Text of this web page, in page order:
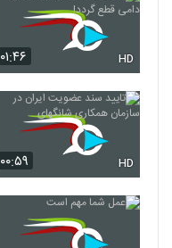
۰۱:۴۶ HD
۰۰:۵۹ HD